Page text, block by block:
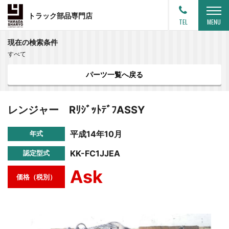
トラック部品専門店
TEL MENU
現在の検索条件
すべて
パーツ一覧へ戻る
レンジャー RﾘｼﾞｯﾄﾃﾞﾌASSY
年式 平成14年10月
認定型式 KK-FC1JJEA
価格（税別） Ask